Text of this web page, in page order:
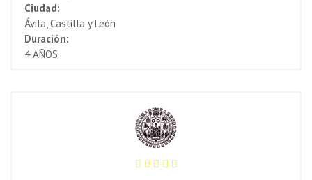
Ciudad:
Ávila, Castilla y León
Duración:
4 AÑOS